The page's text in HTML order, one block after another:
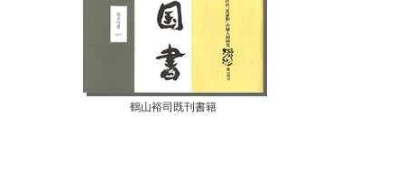
【07月10日...鶴山裕司既刊書籍